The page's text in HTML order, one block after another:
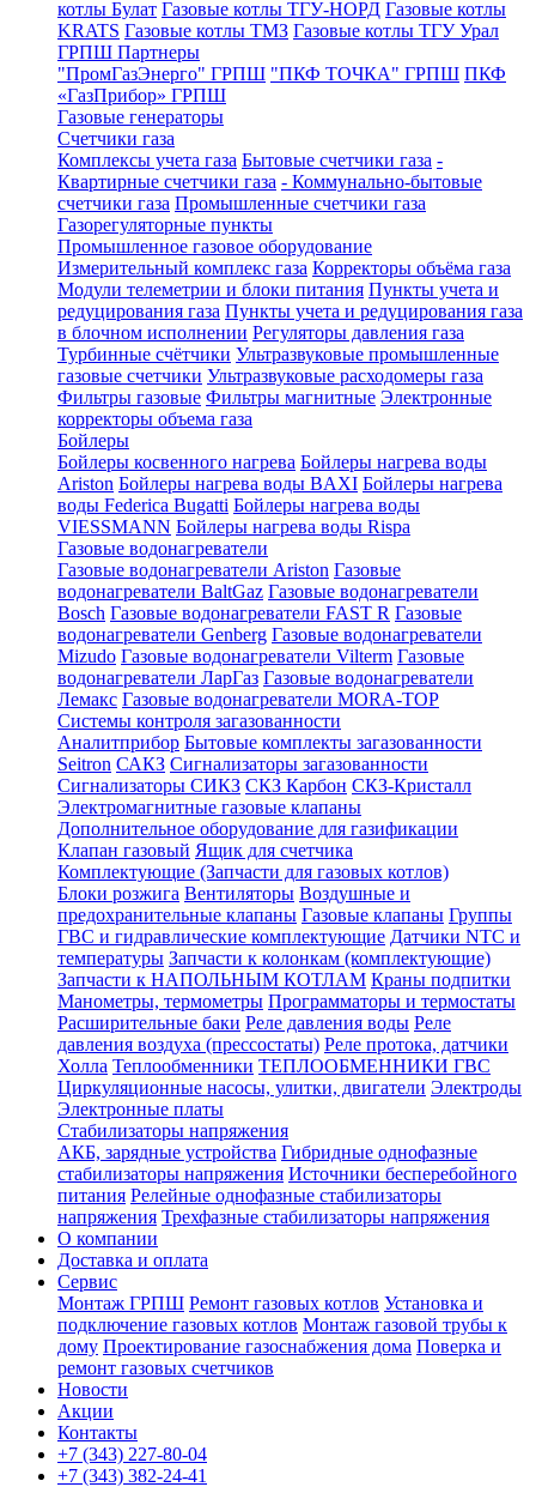
котлы Булат Газовые котлы ТГУ-НОРД Газовые котлы
KRATS Газовые котлы ТМЗ Газовые котлы ТГУ Урал
ГРПШ Партнеры
"ПромГазЭнерго" ГРПШ "ПКФ ТОЧКА" ГРПШ ПКФ
«ГазПрибор» ГРПШ
Газовые генераторы
Счетчики газа
Комплексы учета газа Бытовые счетчики газа -
Квартирные счетчики газа - Коммунально-бытовые
счетчики газа Промышленные счетчики газа
Газорегуляторные пункты
Промышленное газовое оборудование
Измерительный комплекс газа Корректоры объёма газа
Модули телеметрии и блоки питания Пункты учета и
редуцирования газа Пункты учета и редуцирования газа
в блочном исполнении Регуляторы давления газа
Турбинные счётчики Ультразвуковые промышленные
газовые счетчики Ультразвуковые расходомеры газа
Фильтры газовые Фильтры магнитные Электронные
корректоры объема газа
Бойлеры
Бойлеры косвенного нагрева Бойлеры нагрева воды
Ariston Бойлеры нагрева воды BAXI Бойлеры нагрева
воды Federica Bugatti Бойлеры нагрева воды
VIESSMANN Бойлеры нагрева воды Rispa
Газовые водонагреватели
Газовые водонагреватели Ariston Газовые
водонагреватели BaltGaz Газовые водонагреватели
Bosch Газовые водонагреватели FAST R Газовые
водонагреватели Genberg Газовые водонагреватели
Mizudo Газовые водонагреватели Vilterm Газовые
водонагреватели ЛарГаз Газовые водонагреватели
Лемакс Газовые водонагреватели MORA-TOP
Системы контроля загазованности
Аналитприбор Бытовые комплекты загазованности
Seitron САКЗ Сигнализаторы загазованности
Сигнализаторы СИКЗ СКЗ Карбон СКЗ-Кристалл
Электромагнитные газовые клапаны
Дополнительное оборудование для газификации
Клапан газовый Ящик для счетчика
Комплектующие (Запчасти для газовых котлов)
Блоки розжига Вентиляторы Воздушные и
предохранительные клапаны Газовые клапаны Группы
ГВС и гидравлические комплектующие Датчики NTC и
температуры Запчасти к колонкам (комплектующие)
Запчасти к НАПОЛЬНЫМ КОТЛАМ Краны подпитки
Манометры, термометры Программаторы и термостаты
Расширительные баки Реле давления воды Реле
давления воздуха (прессостаты) Реле протока, датчики
Холла Теплообменники ТЕПЛООБМЕННИКИ ГВС
Циркуляционные насосы, улитки, двигатели Электроды
Электронные платы
Стабилизаторы напряжения
АКБ, зарядные устройства Гибридные однофазные
стабилизаторы напряжения Источники бесперебойного
питания Релейные однофазные стабилизаторы
напряжения Трехфазные стабилизаторы напряжения
О компании
Доставка и оплата
Сервис
Монтаж ГРПШ Ремонт газовых котлов Установка и
подключение газовых котлов Монтаж газовой трубы к
дому Проектирование газоснабжения дома Поверка и
ремонт газовых счетчиков
Новости
Акции
Контакты
+7 (343) 227-80-04
+7 (343) 382-24-41